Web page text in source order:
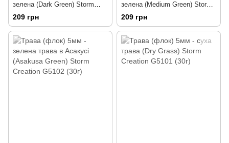
зелена (Dark Green) Storm
Creation G5104 (30г)
209 грн
зелена (Medium Green) Storm
Creation G5103 (30г)
209 грн